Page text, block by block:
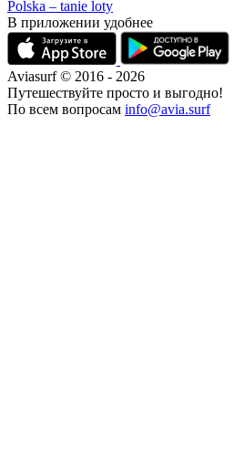
Polska – tanie loty
В приложении удобнее
Aviasurf © 2016 - 2026
Путешествуйте просто и выгодно!
По всем вопросам info@avia.surf